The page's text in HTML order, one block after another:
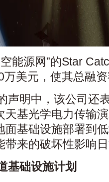
能源网”的Star
美元，使其总融
声明中，该公司还
天基光学电力传输
面基础设施部署到
带来的破坏性影响
基础设施计划